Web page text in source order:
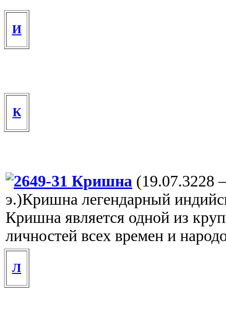
И
К
Кришна (19.07.3228
э.)Кришна легендарный
Кришна является одной из
личностей всех времен и
Л